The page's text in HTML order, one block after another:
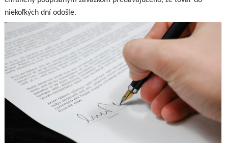
niekoľkých dní odošle.